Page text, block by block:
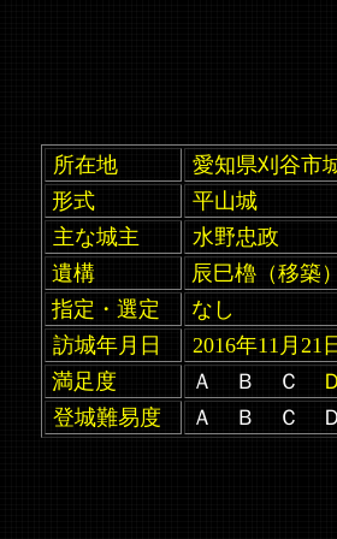
所在地
愛知県刈谷市
形式
平山城
主な城主
水野忠政
遺構
辰巳櫓（移築
指定・選定
なし
訪城年月日
2016年11月21
満足度
Ａ Ｂ Ｃ Ｄ
登城難易度
Ａ Ｂ Ｃ